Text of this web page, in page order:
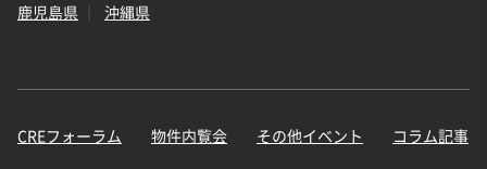
鹿児島県
沖縄県
CREフォーラム 物件内覧会 その他イベント コラム記事